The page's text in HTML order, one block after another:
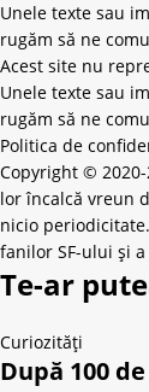
Unele texte sau
rugăm să ne
Acest site nu
Unele texte sau
rugăm să ne
Politica de
Copyright © 2020-
lor încalcă vreun
nicio
fanilor SF-ului și
Te-ar
Curiozități
După 100